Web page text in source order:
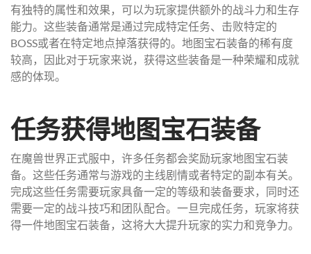
有独特的属性和效果，可以为玩家提供额外的战斗力和生存
能力。这些装备通常是通过完成特定任务、击败特定的
BOSS或者在特定地点掉落获得的。地图宝石装备的稀有度
较高，因此对于玩家来说，获得这些装备是一种荣耀和成就
感的体现。
任务获得地图宝石装备
在魔兽世界正式服中，许多任务都会奖励玩家地图宝石装
备。这些任务通常与游戏的主线剧情或者特定的副本有关。
完成这些任务需要玩家具备一定的等级和装备要求，同时还
需要一定的战斗技巧和团队配合。一旦完成任务，玩家将获
得一件地图宝石装备，这将大大提升玩家的实力和竞争力。